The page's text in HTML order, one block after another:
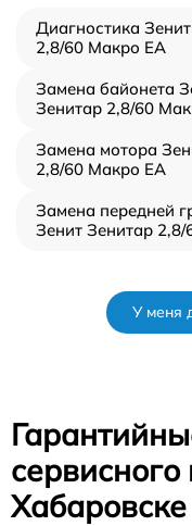
Диагностика
2,8/60 Макро ЕА
Замена байонета
Зенитар 2,8/60
Замена мотора
2,8/60 Макро ЕА
Замена передней
Зенит Зенитар
У меня
сервисного
Хабаровске